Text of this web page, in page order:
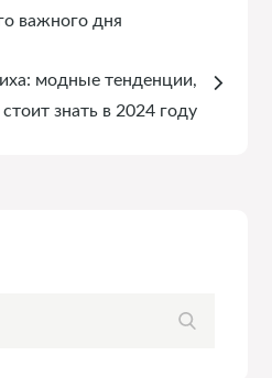
важного дня
модные тенденции,
знать в 2024 году